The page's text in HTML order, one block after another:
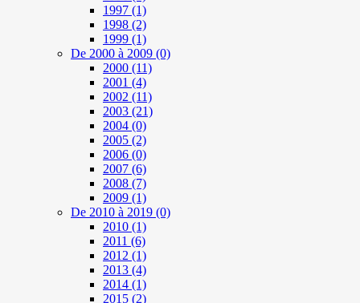
1997 (1)
1998 (2)
1999 (1)
De 2000 à 2009 (0)
2000 (11)
2001 (4)
2002 (11)
2003 (21)
2004 (0)
2005 (2)
2006 (0)
2007 (6)
2008 (7)
2009 (1)
De 2010 à 2019 (0)
2010 (1)
2011 (6)
2012 (1)
2013 (4)
2014 (1)
2015 (2)